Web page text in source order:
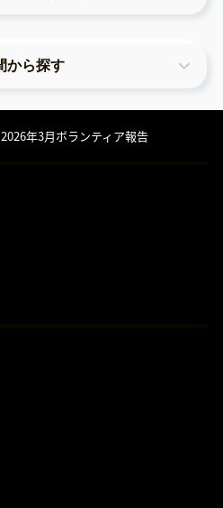
から探す
2026年3月ボランティア報告